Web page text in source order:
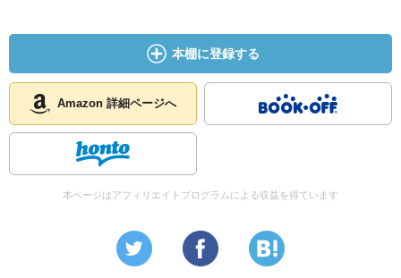
本棚に登録する
Amazon 詳細ページへ
本ページはアフィリエイトプログラムによる収益を得ています